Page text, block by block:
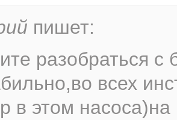
пишет:
разобраться с
всех
в этом насоса)на